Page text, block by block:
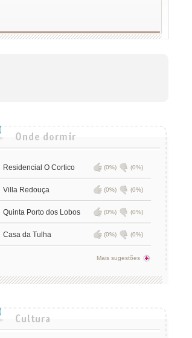
Residencial O Cortico (0%) (0%)
Villa Redouça (0%) (0%)
Quinta Porto dos Lobos (0%) (0%)
Casa da Tulha (0%) (0%)
Mais sugestões